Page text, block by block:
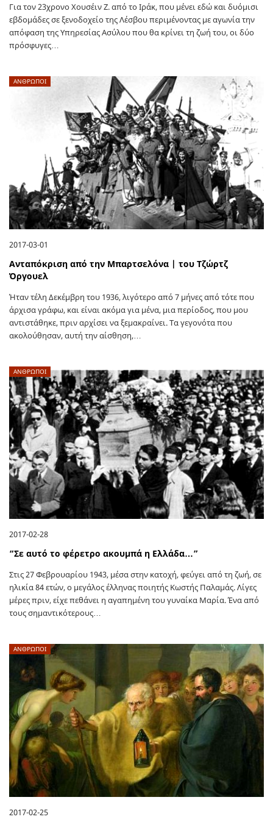
Για τον 23χρονο Χουσέιν Ζ. από το Ιράκ, που μένει εδώ και δυόμισι
εβδομάδες σε ξενοδοχείο της Λέσβου περιμένοντας με αγωνία την
απόφαση της Υπηρεσίας Ασύλου που θα κρίνει τη ζωή του, οι δύο
πρόσφυγες…
ΑΝΘΡΩΠΟΙ
2017-03-01
Ανταπόκριση από την Μπαρτσελόνα | του Τζώρτζ
Όργουελ
Ήταν τέλη Δεκέμβρη του 1936, λιγότερο από 7 μήνες από τότε που
άρχισα γράφω, και είναι ακόμα για μένα, μια περίοδος, που μου
αντιστάθηκε, πριν αρχίσει να ξεμακραίνει. Τα γεγονότα που
ακολούθησαν, αυτή την αίσθηση,…
ΑΝΘΡΩΠΟΙ
2017-02-28
“Σε αυτό το φέρετρο ακουμπά η Ελλάδα…”
Στις 27 Φεβρουαρίου 1943, μέσα στην κατοχή, φεύγει από τη ζωή, σε
ηλικία 84 ετών, ο μεγάλος έλληνας ποιητής Κωστής Παλαμάς. Λίγες
μέρες πριν, είχε πεθάνει η αγαπημένη του γυναίκα Μαρία. Ένα από
τους σημαντικότερους…
ΑΝΘΡΩΠΟΙ
2017-02-25